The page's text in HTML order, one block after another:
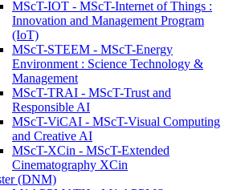
MScT-IOT - MScT-Internet of Things :
Innovation and Management Program
(IoT)
MScT-STEEM - MScT-Energy
Environment : Science Technology &
Management
MScT-TRAI - MScT-Trust and
Responsible AI
MScT-ViCAI - MScT-Visual Computing
and Creative AI
MScT-XCin - MScT-Extended
Cinematography XCin
(DNM)